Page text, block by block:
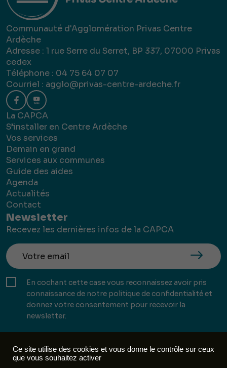
Communauté d'Agglomération Privas Centre
Ardèche
Adresse : 1 rue Serre du Serret, BP 337, 07000 Privas
cedex
Téléphone : 04 75 64 07 07
Courriel : agglo@privas-centre-ardeche.fr
La CAPCA
S’installer en Centre Ardèche
Vos services
Demain en grand
Services aux communes
Guide des aides
Agenda
Actualités
Contact
Newsletter
Recevez les dernières infos de la CAPCA
En cochant cette case vous reconnaissez avoir pris
connaissance de notre politique de confidentialité et
donnez votre consentement pour recevoir la
newsletter.
Ce site utilise des cookies et vous donne le contrôle sur ceux
que vous souhaitez activer